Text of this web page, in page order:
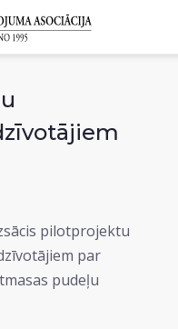
pilotprojektu
par
pudeļu